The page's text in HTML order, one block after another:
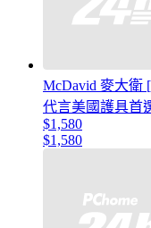
McDavid 麥大衛
代言美國護具首
$1,580
$1,580